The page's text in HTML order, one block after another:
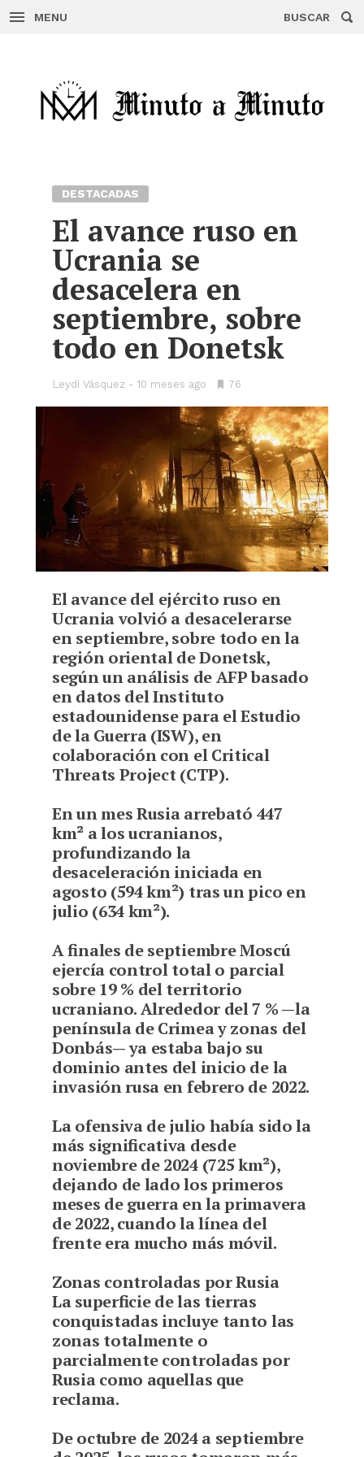
MENU BUSCAR
DESTACADAS
El avance ruso en
Ucrania se
desacelera en
septiembre, sobre
todo en Donetsk
Leydi Vásquez 10 meses ago
•76
El avance del ejército ruso en
Ucrania volvió a desacelerarse
en septiembre, sobre todo en la
región oriental de Donetsk,
según un análisis de AFP basado
en datos del Instituto
estadounidense para el Estudio
de la Guerra (ISW), en
colaboración con el Critical
Threats Project (CTP).
En un mes Rusia arrebató 447
km² a los ucranianos,
profundizando la
desaceleración iniciada en
agosto (594 km²) tras un pico en
julio (634 km²).
A finales de septiembre Moscú
ejercía control total o parcial
sobre 19 % del territorio
ucraniano. Alrededor del 7 % —la
península de Crimea y zonas del
Donbás— ya estaba bajo su
dominio antes del inicio de la
invasión rusa en febrero de 2022.
La ofensiva de julio había sido la
más significativa desde
noviembre de 2024 (725 km²),
dejando de lado los primeros
meses de guerra en la primavera
de 2022, cuando la línea del
frente era mucho más móvil.
Zonas controladas por Rusia
La superficie de las tierras
conquistadas incluye tanto las
zonas totalmente o
parcialmente controladas por
Rusia como aquellas que
reclama.
De octubre de 2024 a septiembre